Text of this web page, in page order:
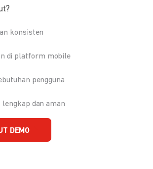
konsisten
di platform mobile
pengguna
lengkap dan aman
DEMO